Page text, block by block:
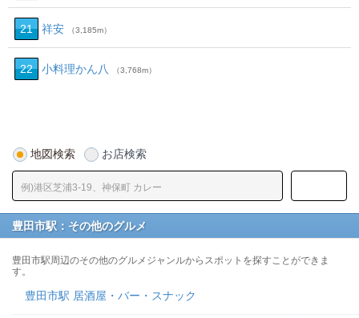
21 祥安 （3,185m）
22 小料理かん八 （3,768m）
地図検索 お店検索
豊田市駅：その他のグルメ
豊田市駅周辺のその他のグルメジャンルからスポットを探すことができま
す。
豊田市駅 居酒屋・バー・スナック